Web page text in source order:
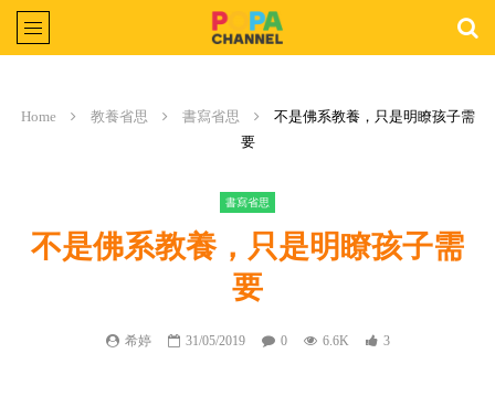
Home 教養省思 書寫省思
不是佛系教養，只是明瞭孩子需
要
書寫省思
不是佛系教養，只是明瞭孩子需
要
希婷 31/05/2019 0 6.6K 3